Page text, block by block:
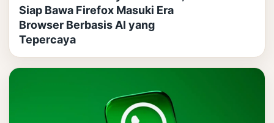
Siap Bawa Firefox Masuki Era
Browser Berbasis AI yang
Tepercaya